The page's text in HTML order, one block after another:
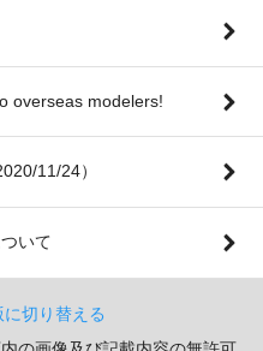
overseas modelers!
11/24）
いて
に切り替える